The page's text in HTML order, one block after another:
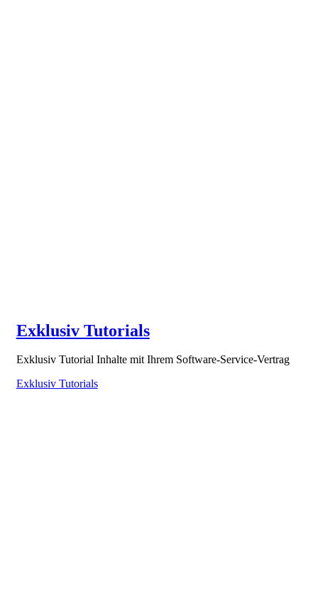
Exklusiv Tutorials
Exklusiv Tutorial Inhalte mit Ihrem Software-Service-Vertrag
Exklusiv Tutorials